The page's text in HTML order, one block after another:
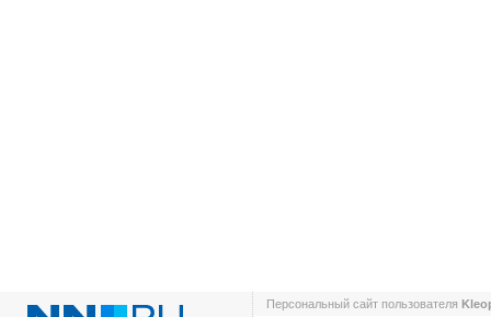
Персональный сайт пользователя